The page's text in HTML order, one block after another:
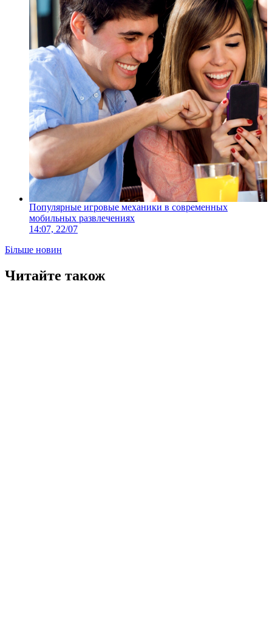
Популярные игровые механики в современных
мобильных развлечениях
14:07, 22/07
Більше новин
Читайте також